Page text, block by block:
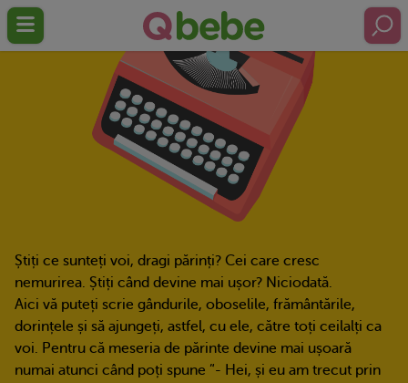
Știți ce sunteți voi, dragi părinți? Cei care cresc
nemurirea. Știți când devine mai ușor? Niciodată.
Aici vă puteți scrie gândurile, oboselile, frământările,
dorințele și să ajungeți, astfel, cu ele, către toți ceilalți ca
voi. Pentru că meseria de părinte devine mai ușoară
numai atunci când poți spune ”- Hei, și eu am trecut prin